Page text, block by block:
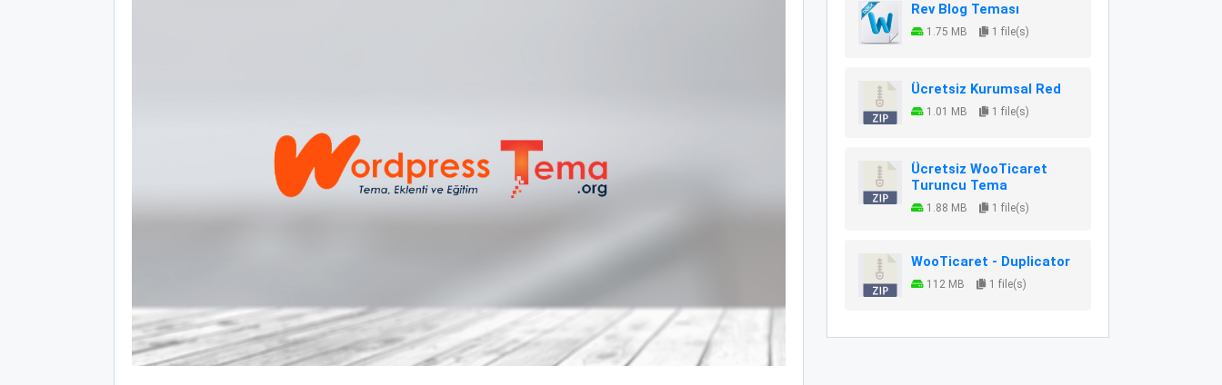
Rev Blog Teması
1.75 MB 1 file(s)
Ücretsiz Kurumsal Red
1.01 MB 1 file(s)
Ücretsiz WooTicaret
Turuncu Tema
1.88 MB 1 file(s)
WooTicaret - Duplicator
112 MB 1 file(s)